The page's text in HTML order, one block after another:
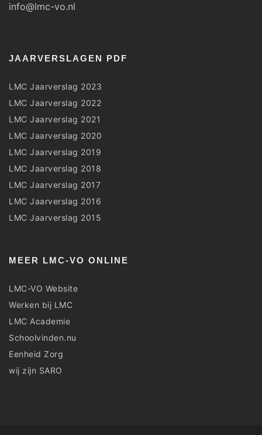
info@lmc-vo.nl
JAARVERSLAGEN PDF
LMC Jaarverslag 2023
LMC Jaarverslag 2022
LMC Jaarverslag 2021
LMC Jaarverslag 2020
LMC Jaarverslag 2019
LMC Jaarverslag 2018
LMC Jaarverslag 2017
LMC Jaarverslag 2016
LMC Jaarverslag 2015
MEER LMC-VO ONLINE
LMC-VO Website
Werken bij LMC
LMC Academie
Schoolvinden.nu
Eenheid Zorg
wij zijn SARO